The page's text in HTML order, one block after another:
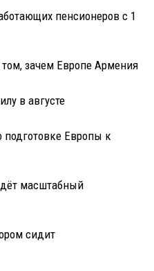
пенсионеров с 1
зачем Европе Армения
в августе
Европы к
масштабный
сидит